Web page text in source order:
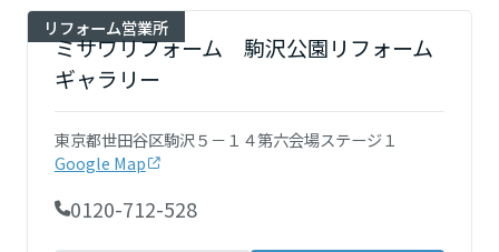
インテリア
住まいづくりガイド
土地活用モデルルーム見学
土地活用実例
法人のお客さま
企業不動産活用（CRE）戦略
リフォームメニュー
リフォーム事例
事業用
複合開発事業（ASMACI-アスマチ-）
再開発・官民連携事業
分譲マンション開発事業
収益不動産・投資開発事業
建築再生事業
サポートメニュー
住まいるりんぐ（ロングサポート）
保証制度
企業・IR情報
企業・IR
ニュース
MISAWAについて
展示場・イベント情報
住まいのご相談
リフォーム営業所
ミサワリフォーム 駒沢公園リフォーム
ギャラリー
東京都世田谷区駒沢５－１４第六会場ステージ１
Google Map
0120-712-528
岩手県
宮城県
秋田県